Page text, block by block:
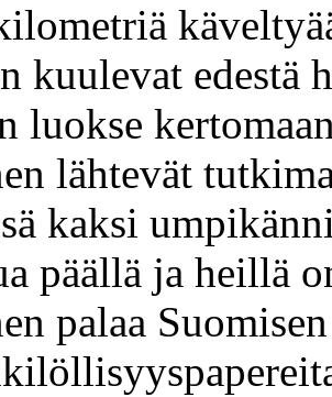
kuulevat edestä
luokse
lähtevät
kaksi
päällä ja heillä
palaa